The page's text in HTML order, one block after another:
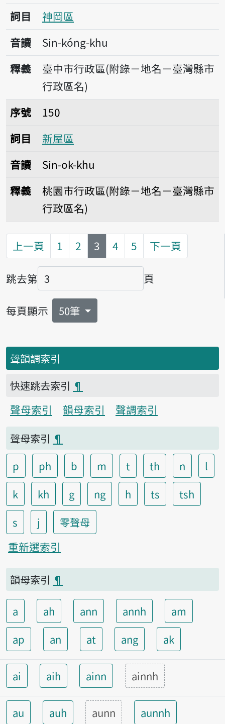
詞目
神岡區
音讀
Sin-kóng-khu
釋義
臺中市行政區(附錄－地名－臺灣縣市
行政區名)
序號150新屋區
序號
150
詞目
新屋區
音讀
Sin-ok-khu
釋義
桃園市行政區(附錄－地名－臺灣縣市
行政區名)
上一頁 1 2 第
3 4 5 下一頁
跳去第
頁碼
頁
每頁顯示 50筆
聲韻調索引
快速跳去索引 ¶
聲母索引
韻母索引
聲調索引
聲母索引 ¶
p
ph b m t th n
l
k
kh g ng h ts
tsh
s
j
零聲母
重新選索引
韻母索引 ¶
a ah ann annh
am
ap
an at ang ak
ai aih ainn ainnh
au auh aunn aunnh